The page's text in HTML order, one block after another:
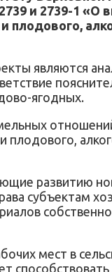
и 2739-1 «О
плодового,
являются
ягодных.
плодового,
развитию
субъектам
мест в